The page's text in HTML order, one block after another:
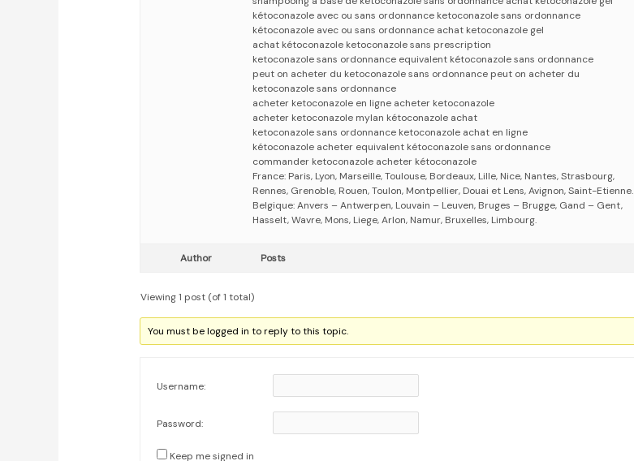
kétoconazole avec ou sans ordonnance ketoconazole sans ordonnance
kétoconazole avec ou sans ordonnance achat ketoconazole gel
achat kétoconazole ketoconazole sans prescription
ketoconazole sans ordonnance equivalent kétoconazole sans ordonnance
peut on acheter du ketoconazole sans ordonnance peut on acheter du
ketoconazole sans ordonnance
acheter ketoconazole en ligne acheter ketoconazole
acheter ketoconazole mylan kétoconazole achat
ketoconazole sans ordonnance ketoconazole achat en ligne
kétoconazole acheter equivalent kétoconazole sans ordonnance
commander ketoconazole acheter kétoconazole
France: Paris, Lyon, Marseille, Toulouse, Bordeaux, Lille, Nice, Nantes, Strasbourg,
Rennes, Grenoble, Rouen, Toulon, Montpellier, Douai et Lens, Avignon, Saint-Etienne.
Belgique: Anvers – Antwerpen, Louvain – Leuven, Bruges – Brugge, Gand – Gent,
Hasselt, Wavre, Mons, Liege, Arlon, Namur, Bruxelles, Limbourg.
Author Posts
Viewing 1 post (of 1 total)
You must be logged in to reply to this topic.
Username:
Password:
Keep me signed in